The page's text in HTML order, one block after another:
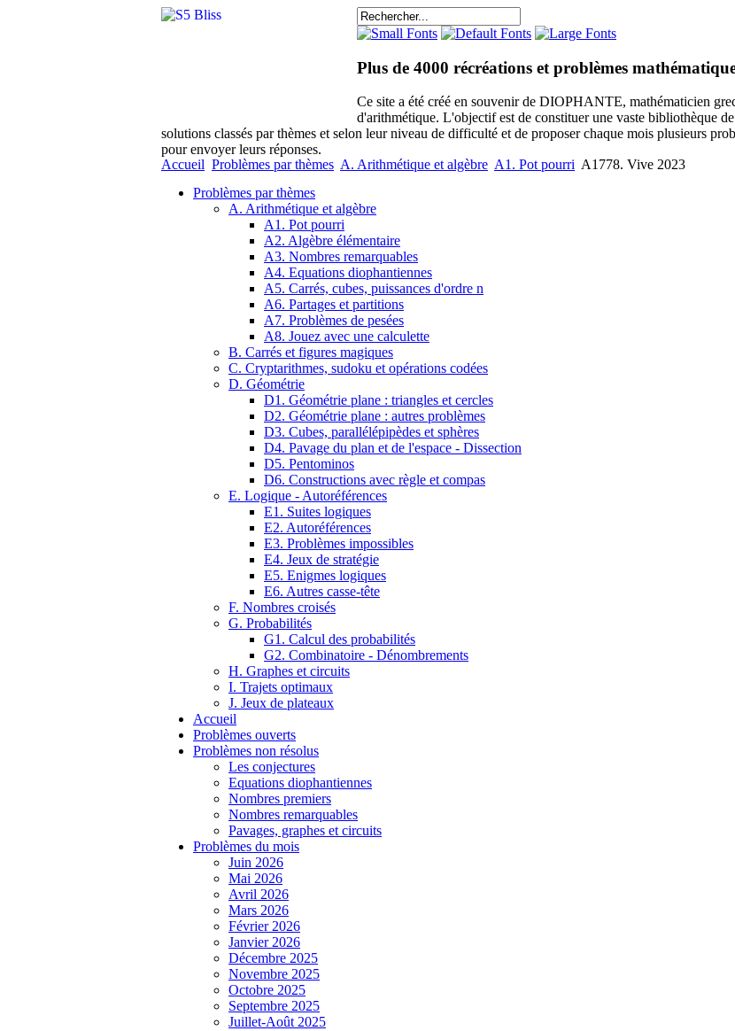
Plus de 4000 récréations et problèmes
Ce site a été créé en souvenir de DIOPHANTE, mathématicien
d'arithmétique. L'objectif est de constituer une vaste bibliothèque
solutions classés par thèmes et selon leur niveau de difficulté et de proposer chaque mois plusieurs
pour envoyer leurs réponses.
Accueil Problèmes par thèmes A. Arithmétique et algèbre A1. Pot pourri A1778. Vive 2023
Problèmes par thèmes
A. Arithmétique et algèbre
A1. Pot pourri
A2. Algèbre élémentaire
A3. Nombres remarquables
A4. Equations diophantiennes
A5. Carrés, cubes, puissances d'ordre n
A6. Partages et partitions
A7. Problèmes de pesées
A8. Jouez avec une calculette
B. Carrés et figures magiques
C. Cryptarithmes, sudoku et opérations codées
D. Géométrie
D1. Géométrie plane : triangles et cercles
D2. Géométrie plane : autres problèmes
D3. Cubes, parallélépipèdes et sphères
D4. Pavage du plan et de l'espace - Dissection
D5. Pentominos
D6. Constructions avec règle et compas
E. Logique - Autoréférences
E1. Suites logiques
E2. Autoréférences
E3. Problèmes impossibles
E4. Jeux de stratégie
E5. Enigmes logiques
E6. Autres casse-tête
F. Nombres croisés
G. Probabilités
G1. Calcul des probabilités
G2. Combinatoire - Dénombrements
H. Graphes et circuits
I. Trajets optimaux
J. Jeux de plateaux
Accueil
Problèmes ouverts
Problèmes non résolus
Les conjectures
Equations diophantiennes
Nombres premiers
Nombres remarquables
Pavages, graphes et circuits
Problèmes du mois
Juin 2026
Mai 2026
Avril 2026
Mars 2026
Février 2026
Janvier 2026
Décembre 2025
Novembre 2025
Octobre 2025
Septembre 2025
Juillet-Août 2025